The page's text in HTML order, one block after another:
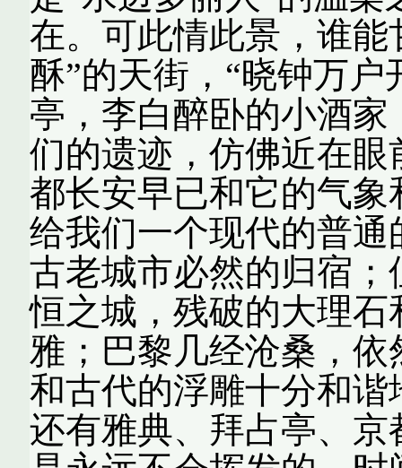
在。可此情此景，谁
酥”的天街，“晓钟万
亭，李白醉卧的小酒
们的遗迹，仿佛近在
都长安早已和它的气
给我们一个现代的普
古老城市必然的归宿
恒之城，残破的大理
雅；巴黎几经沧桑，
和古代的浮雕十分和
还有雅典、拜占亭、